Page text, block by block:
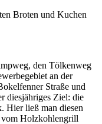
Broten und Kuchen
den Tölkenweg
an der
Straße und
diesjähriges Ziel: die
Hier ließ man diesen
Holzkohlengrill